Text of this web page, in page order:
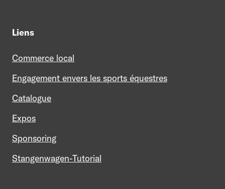
Liens
Commerce local
Engagement envers les sports équestres
Catalogue
Expos
Sponsoring
Stangenwagen-Tutorial